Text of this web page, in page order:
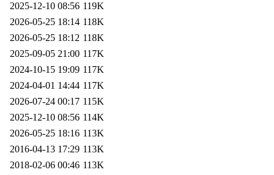
2025-12-10 08:56 119K
2026-05-25 18:14 118K
2026-05-25 18:12 118K
2025-09-05 21:00 117K
2024-10-15 19:09 117K
2024-04-01 14:44 117K
2026-07-24 00:17 115K
2025-12-10 08:56 114K
2026-05-25 18:16 113K
2016-04-13 17:29 113K
2018-02-06 00:46 113K